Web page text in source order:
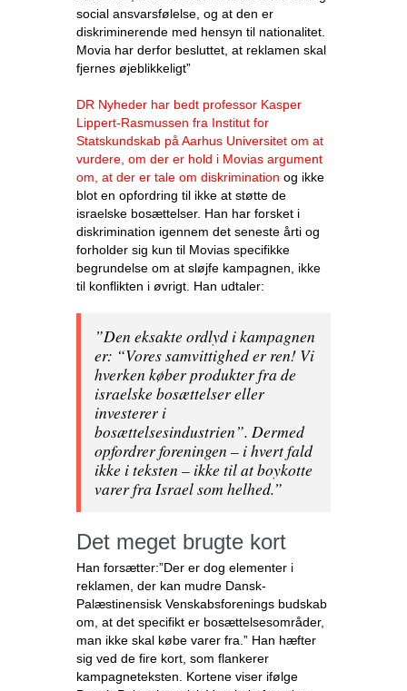
social ansvarsfølelse, og at den er
diskriminerende med hensyn til nationalitet.
Movia har derfor besluttet, at reklamen skal
fjernes øjeblikkeligt”
DR Nyheder har bedt professor Kasper
Lippert-Rasmussen fra Institut for
Statskundskab på Aarhus Universitet om at
vurdere, om der er hold i Movias argument
om, at der er tale om diskrimination og ikke
blot en opfordring til ikke at støtte de
israelske bosættelser. Han har forsket i
diskrimination igennem det seneste årti og
forholder sig kun til Movias specifikke
begrundelse om at sløjfe kampagnen, ikke
til konflikten i øvrigt. Han udtaler:
”Den eksakte ordlyd i kampagnen
er: “Vores samvittighed er ren! Vi
hverken køber produkter fra de
israelske bosættelser eller
investerer i
bosættelsesindustrien”. Dermed
opfordrer foreningen – i hvert fald
ikke i teksten – ikke til at boykotte
varer fra Israel som helhed.”
Det meget brugte kort
Han forsætter:”Der er dog elementer i
reklamen, der kan mudre Dansk-
Palæstinensisk Venskabsforenings budskab
om, at det specifikt er bosættelsesområder,
man ikke skal købe varer fra.” Han hæfter
sig ved de fire kort, som flankerer
kampagneteksten. Kortene viser ifølge